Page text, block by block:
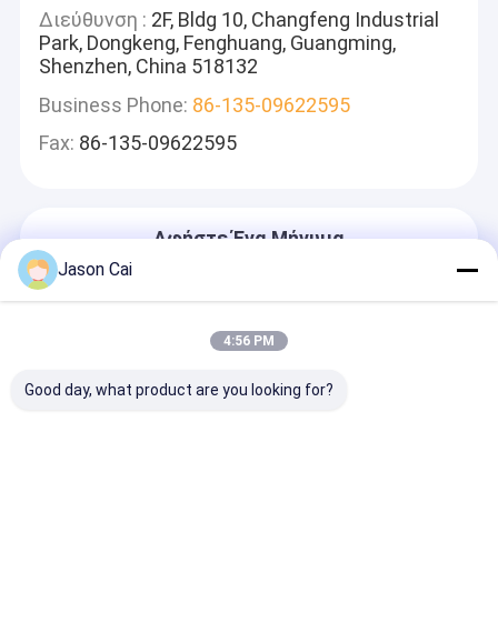
Διεύθυνση : 2F, Bldg 10, Changfeng Industrial
Park, Dongkeng, Fenghuang, Guangming,
Shenzhen, China 518132
Business Phone: 86-135-09622595
Fax: 86-135-09622595
Αφήστε Ένα Μήνυμα
Jason Cai
4:56 PM
Good day, what product are you looking for?